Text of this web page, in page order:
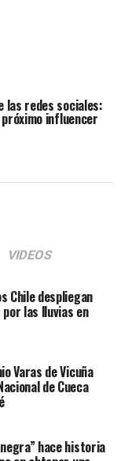
las redes sociales:
próximo influencer
VIDEOS
Chile despliegan
las lluvias en
Varas de Vicuña
de Cueca
hace historia